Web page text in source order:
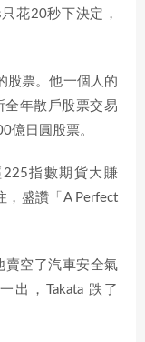
花20秒下決定，
股票。他一個人的
全年散戶股票交易
億日圓股票。
指數期貨大賺
，盛讚「A Perfect
空了汽車安全氣
出，Takata 跌了